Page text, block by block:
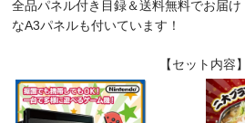
全品パネル付き目録＆送料無料でお届
なA3パネルも付いています！
【セット内容】